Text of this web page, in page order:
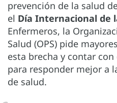
prevención de la salud
el Día Internacional de
Enfermeros, la
Salud (OPS) pide
esta brecha y contar
para responder mejor a
de salud.